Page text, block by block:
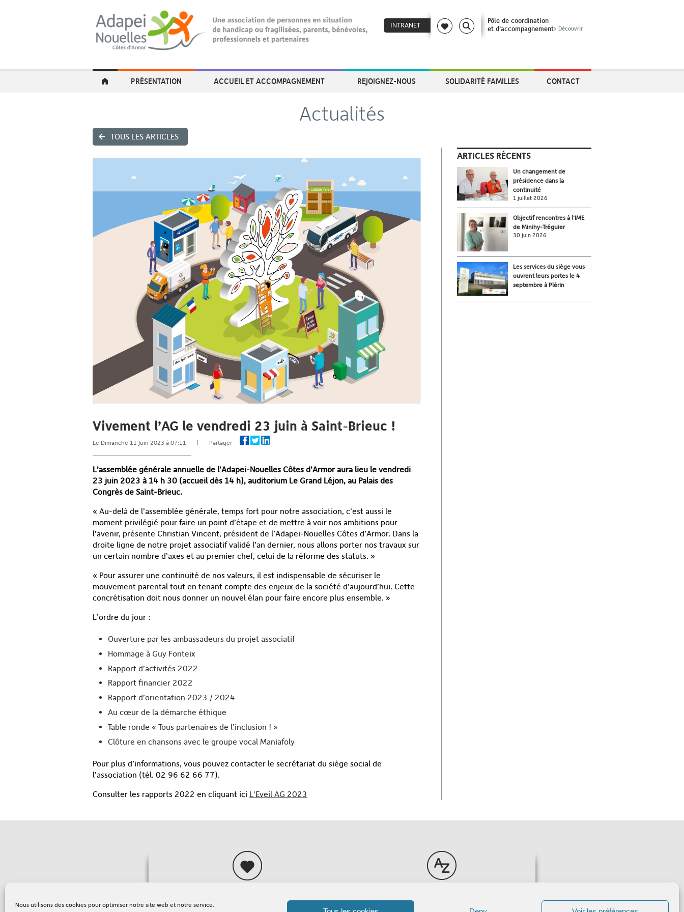
Nous utilisons des cookies pour optimiser notre site web et notre service.
INTRANET
Pôle de coordination
et d’accompagnement> Découvrir
PRÉSENTATION ACCUEIL ET ACCOMPAGNEMENT REJOIGNEZ-NOUS SOLIDARITÉ FAMILLES CONTACT
TOUS LES ARTICLES
Actualités
Vivement l’AG le vendredi 23 juin à Saint-Brieuc !
Le Dimanche 11 Juin 2023 à 07:11 | Partager
L’assemblée générale annuelle de l’Adapei-Nouelles Côtes d’Armor aura lieu le vendredi
23 juin 2023 à 14 h 30 (accueil dès 14 h), auditorium Le Grand Léjon, au Palais des
Congrès de Saint-Brieuc.
« Au-delà de l’assemblée générale, temps fort pour notre association, c’est aussi le
moment privilégié pour faire un point d’étape et de mettre à voir nos ambitions pour
l’avenir, présente Christian Vincent, président de l’Adapei-Nouelles Côtes d’Armor. Dans la
droite ligne de notre projet associatif validé l’an dernier, nous allons porter nos travaux sur
un certain nombre d’axes et au premier chef, celui de la réforme des statuts. »
« Pour assurer une continuité de nos valeurs, il est indispensable de sécuriser le
mouvement parental tout en tenant compte des enjeux de la société d’aujourd’hui. Cette
concrétisation doit nous donner un nouvel élan pour faire encore plus ensemble. »
L’ordre du jour :
Ouverture par les ambassadeurs du projet associatif
Hommage à Guy Fonteix
Rapport d’activités 2022
Rapport financier 2022
Rapport d’orientation 2023 / 2024
Au cœur de la démarche éthique
Table ronde « Tous partenaires de l’inclusion ! »
Clôture en chansons avec le groupe vocal Maniafoly
Pour plus d’informations, vous pouvez contacter le secrétariat du siège social de
l’association (tél. 02 96 62 66 77).
Consulter les rapports 2022 en cliquant ici L'Eveil AG 2023
ARTICLES RÉCENTS
Un changement de
présidence dans la
continuité
1 juillet 2026
Objectif rencontres à l’IME
de Minihy-Tréguier
30 juin 2026
Les services du siège vous
ouvrent leurs portes le 4
septembre à Plérin